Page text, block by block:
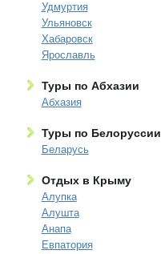
Удмуртия
Ульяновск
Хабаровск
Ярославль
Туры по Абхазии
Абхазия
Туры по Белоруссии
Беларусь
Отдых в Крыму
Алупка
Алушта
Анапа
Евпатория